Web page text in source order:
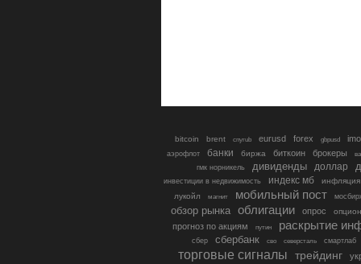
bitcoin brent cnyrub eurusd forex gbpusd
аэрофлот банки биржа биткоин брокеры
гмк норникель
дивиденды доллар
инвестиции в недвижимость индекс мб
инфляция
лукойл
магнит мобильный пост
обзор рынка облигации опрос
прогноз по акциям путин раскрытие
сбер сбербанк сво северсталь смартлаб
торговые сигналы трейдинг